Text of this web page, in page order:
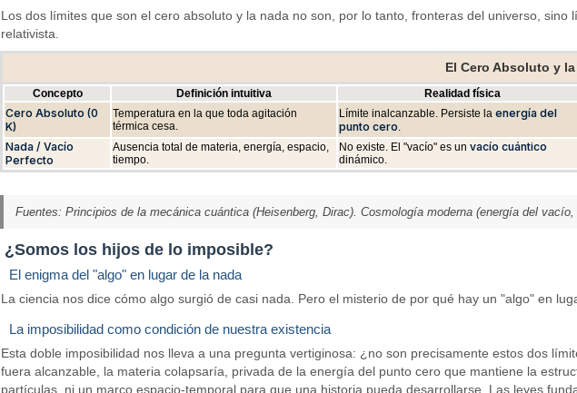
Los dos límites que son el cero absoluto y la nada no son, por lo tanto, fronteras del universo,
relativista.
El Cero Absoluto y
Concepto Definición intuitiva Realidad física
Cero Absoluto (0
K)
Temperatura en la que toda agitación
térmica cesa.
Límite inalcanzable. Persiste la energía del
punto cero
Nada / Vacío
Perfecto
Ausencia total de materia, energía, espacio,
tiempo.
No existe. El "vacío" es un vacío cuántico
dinámico.
Fuentes: Principios de la mecánica cuántica (Heisenberg, Dirac). Cosmología moderna (energía del
¿Somos los hijos de lo imposible?
El enigma del "algo" en lugar de la nada
La ciencia nos dice cómo algo surgió de casi nada. Pero el misterio de por qué hay un "algo" en
La imposibilidad como condición de nuestra existencia
Esta doble imposibilidad nos lleva a una pregunta vertiginosa: ¿no son precisamente estos dos
fuera alcanzable, la materia colapsaría, privada de la energía del punto cero que mantiene la
partículas, ni un marco espacio-temporal para que una historia pueda desarrollarse. Las leyes